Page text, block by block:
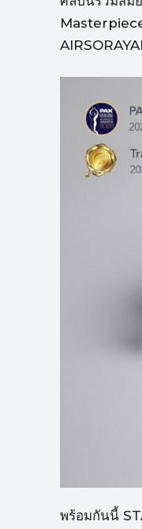
พร้อมกันนี้